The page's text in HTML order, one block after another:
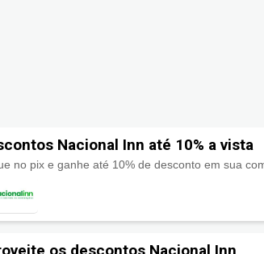
Nacional Inn até 10% a vista
no pix e ganhe até 10% de desconto em sua